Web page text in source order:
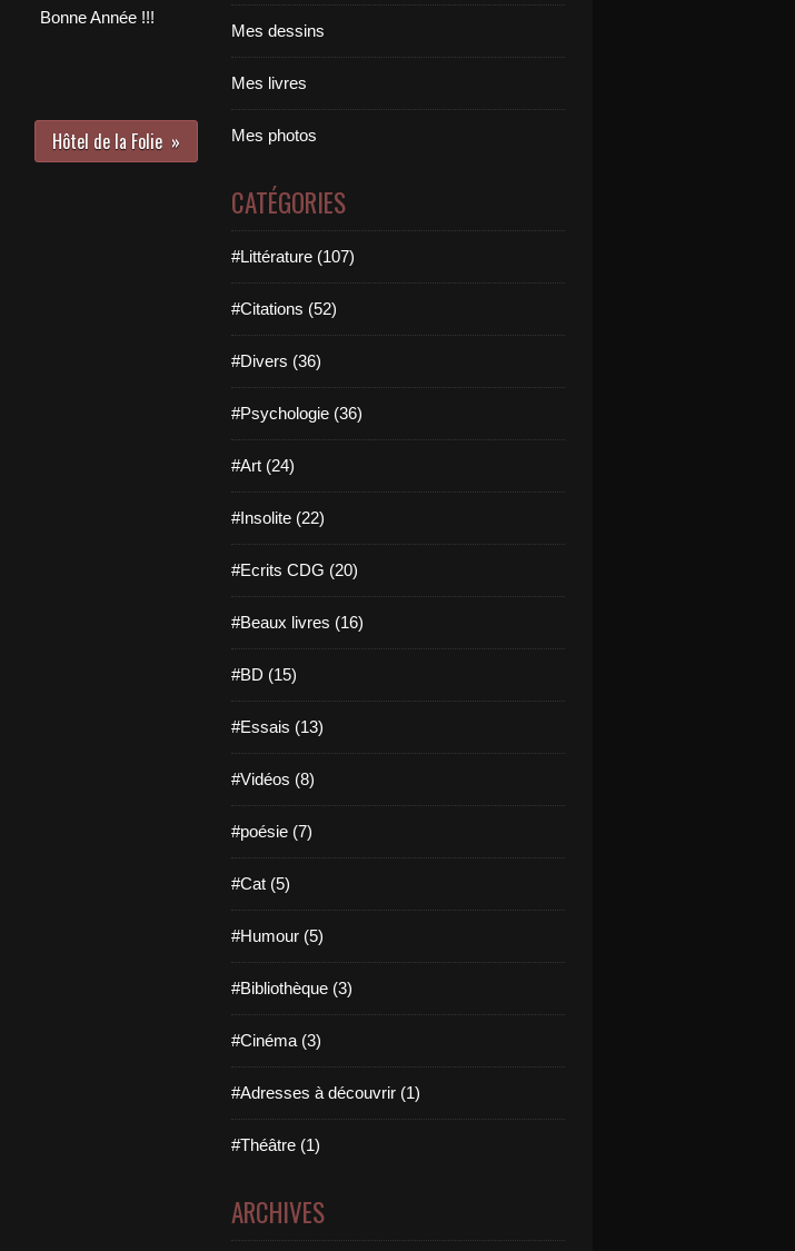
Bonne Année !!!
Hôtel de la Folie
Mes dessins
Mes livres
Mes photos
CATÉGORIES
#Littérature (107)
#Citations (52)
#Divers (36)
#Psychologie (36)
#Art (24)
#Insolite (22)
#Ecrits CDG (20)
#Beaux livres (16)
#BD (15)
#Essais (13)
#Vidéos (8)
#poésie (7)
#Cat (5)
#Humour (5)
#Bibliothèque (3)
#Cinéma (3)
#Adresses à découvrir (1)
#Théâtre (1)
ARCHIVES